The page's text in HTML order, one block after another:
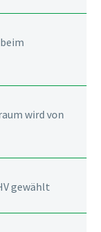
wird von
gewählt